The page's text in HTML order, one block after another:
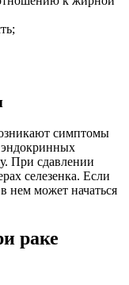
симптомы
При сдавлении
селезенка. Если
нем может начаться
раке